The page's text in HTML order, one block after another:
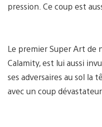
pression. Ce coup est
Le premier Super Art de
Calamity, est lui aussi
ses adversaires au sol la
avec un coup dévastateur.